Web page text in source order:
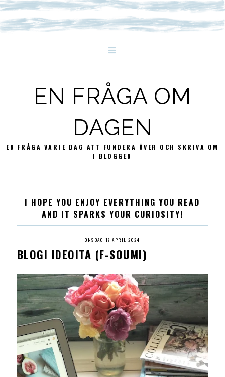
EN FRÅGA OM
DAGEN
EN FRÅGA VARJE DAG ATT FUNDERA ÖVER OCH SKRIVA OM
I BLOGGEN
I HOPE YOU ENJOY EVERYTHING YOU READ
AND IT SPARKS YOUR CURIOSITY!
ONSDAG 17 APRIL 2024
BLOGI IDEOITA (F-SOUMI)